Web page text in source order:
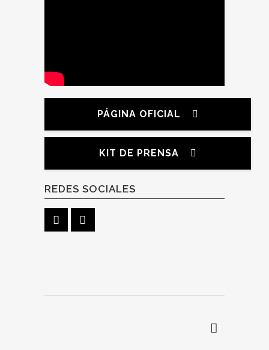
PÁGINA OFICIAL
KIT DE PRENSA
REDES SOCIALES